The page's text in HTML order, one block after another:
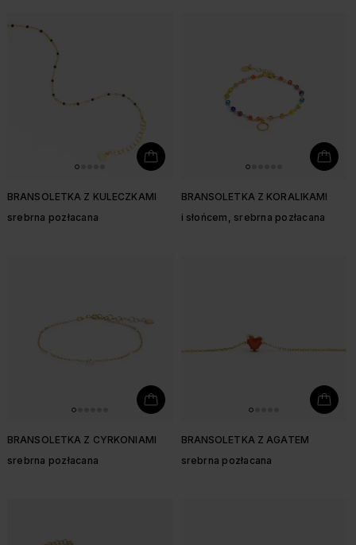
BRANSOLETKA Z KULECZKAMI
srebrna pozłacana
BRANSOLETKA Z KORALIKAMI
i słońcem, srebrna pozłacana
BRANSOLETKA Z CYRKONIAMI
srebrna pozłacana
BRANSOLETKA Z AGATEM
srebrna pozłacana